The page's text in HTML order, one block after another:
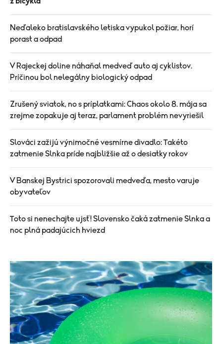
Neďaleko bratislavského letiska vypukol požiar, horí
porast a odpad
V Rajeckej doline náhaňal medveď auto aj cyklistov.
Príčinou bol nelegálny biologický odpad
Zrušený sviatok, no s príplatkami: Chaos okolo 8. mája sa
zrejme zopakuje aj teraz, parlament problém nevyriešil
Slováci zažijú výnimočné vesmírne divadlo: Takéto
zatmenie Slnka príde najbližšie až o desiatky rokov
V Banskej Bystrici spozorovali medveďa, mesto varuje
obyvateľov
Toto si nenechajte ujsť! Slovensko čaká zatmenie Slnka a
noc plná padajúcich hviezd